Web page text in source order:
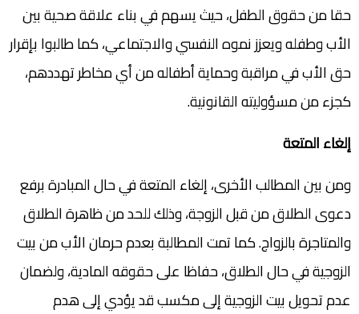
حقا من حقوق الطفل، حيث يسهم في بناء علاقة صحية بين
الأب وطفله ويعزز نموه النفسي والاجتماعي، كما طالبوا بإقرار
حق الأب في مراقبة وحماية أطفاله من أي مخاطر تهددهم،
كجزء من مسؤوليته القانونية.
إلغاء المتعة
‎ومن بين المطالب الأخرى، إلغاء المتعة في حال المبادرة برفع
دعوى الطلاق من قبل الزوجة، وذلك للحد من ظاهرة الطلاق
والمتاجرة بالزواج. كما تمت المطالبة بعدم حرمان الأب من بيت
الزوجية في حال الطلاق، حفاظا على حقوقه المادية، ولضمان
عدم تحويل بيت الزوجية إلى مكسب قد يؤدي إلى هدم